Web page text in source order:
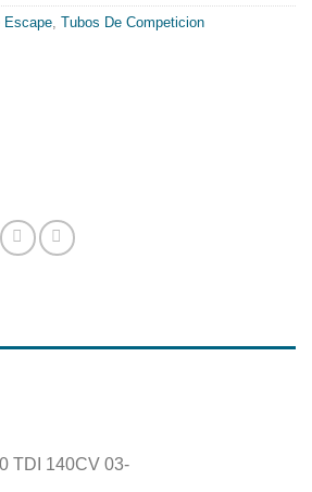
Escape, Tubos De Competicion
TDI 140CV 03-